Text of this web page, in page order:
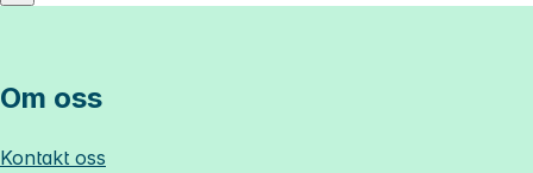
Om oss
Kontakt oss